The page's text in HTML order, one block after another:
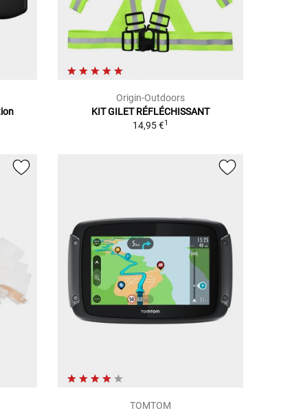
Origin-Outdoors
KIT GILET RÉFLÉCHISSANT
14,95 €1
TOMTOM